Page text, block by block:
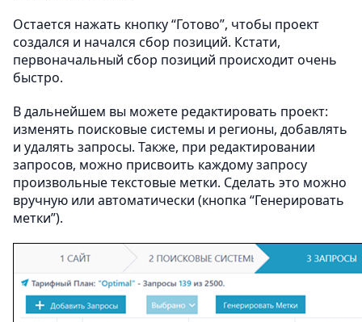
Остается нажать кнопку “Готово”, чтобы проект
создался и начался сбор позиций. Кстати,
первоначальный сбор позиций происходит очень
быстро.
В дальнейшем вы можете редактировать проект:
изменять поисковые системы и регионы, добавлять
и удалять запросы. Также, при редактировании
запросов, можно присвоить каждому запросу
произвольные текстовые метки. Сделать это можно
вручную или автоматически (кнопка “Генерировать
метки”).